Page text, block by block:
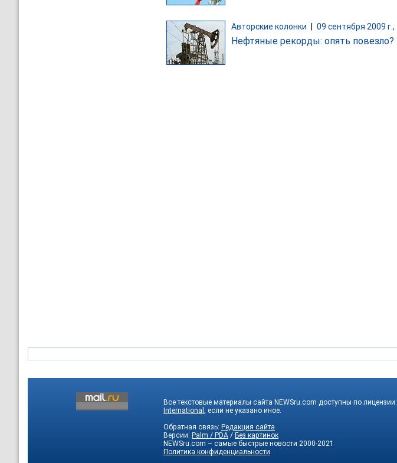
Авторские колонки | 09 сентября 2009 г.,
Нефтяные рекорды: опять повезло?
Все текстовые материалы сайта NEWSru.com доступны по лицензии:
International
, если не указано иное.
Обратная связь: Редакция сайта
Версии: Palm / PDA / Без картинок
NEWSru.com – самые быстрые новости 2000-2021
Политика конфиденциальности